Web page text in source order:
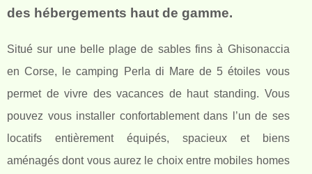
des hébergements haut de gamme.
Situé sur une belle plage de sables fins à Ghisonaccia
en Corse, le camping Perla di Mare de 5 étoiles vous
permet de vivre des vacances de haut standing. Vous
pouvez vous installer confortablement dans l’un de ses
locatifs entièrement équipés, spacieux et biens
aménagés dont vous aurez le choix entre mobiles homes